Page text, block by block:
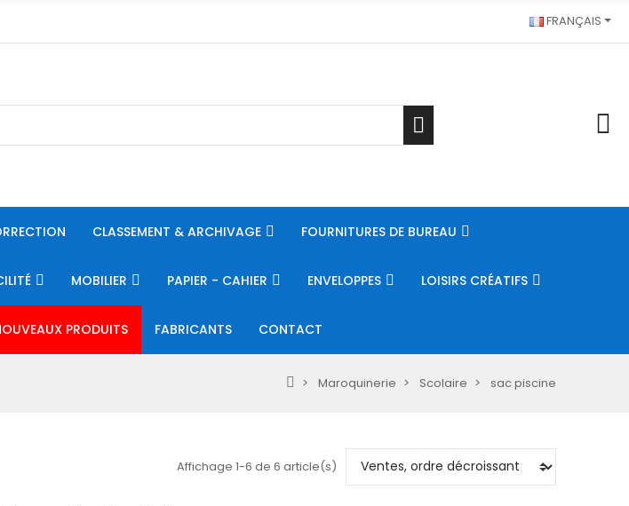
FRANÇAIS
CLASSEMENT & ARCHIVAGE FOURNITURES DE BUREAU
MOBILIER PAPIER - CAHIER ENVELOPPES LOISIRS CRÉATIFS
PRODUITS FABRICANTS CONTACT
Maroquinerie Scolaire sac piscine
Affichage 1-6 de 6 article(s)